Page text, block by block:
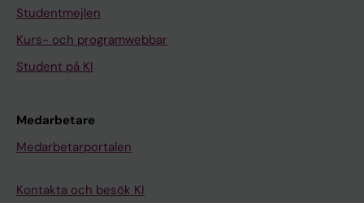
Studentmejlen
Kurs- och programwebbar
Student på KI
Medarbetare
Medarbetarportalen
Kontakta och besök KI